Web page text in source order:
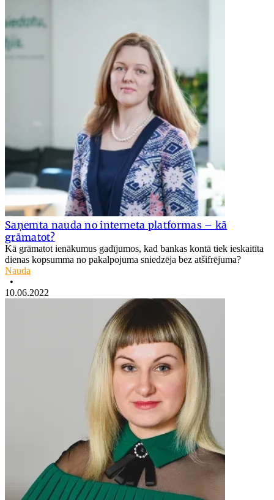
Saņemta nauda no interneta platformas – kā
grāmatot?
Kā grāmatot ienākumus gadījumos, kad bankas kontā tiek ieskaitīta
dienas kopsumma no pakalpojuma sniedzēja bez atšifrējuma?
Nauda
•
10.06.2022